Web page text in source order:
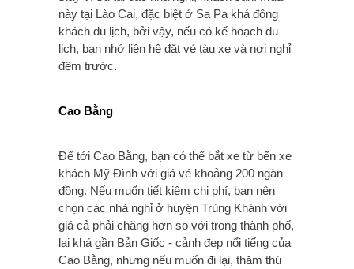
này tại Lào Cai, đặc biệt ở Sa Pa khá đông
khách du lịch, bởi vậy, nếu có kế hoạch du
lịch, bạn nhớ liên hệ đặt vé tàu xe và nơi nghỉ
đêm trước.
Cao Bằng
Để tới Cao Bằng, bạn có thể bắt xe từ bến xe
khách Mỹ Đình với giá vé khoảng 200 ngàn
đồng. Nếu muốn tiết kiệm chi phí, bạn nên
chọn các nhà nghỉ ở huyện Trùng Khánh với
giá cả phải chăng hơn so với trong thành phố,
lại khá gần Bản Giốc - cảnh đẹp nổi tiếng của
Cao Bằng, nhưng nếu muốn đi lại, thăm thú